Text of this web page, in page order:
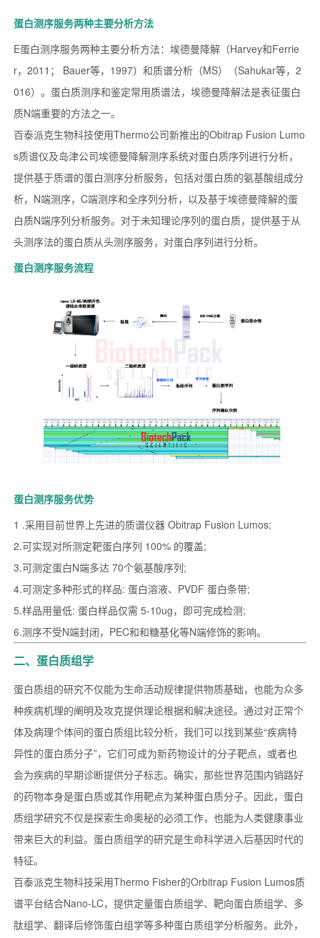
蛋白测序服务两种主要分析方法
E蛋白测序服务两种主要分析方法：埃德曼降解（Harvey和Ferrie
r，2011； Bauer等，1997）和质谱分析（MS）（Sahukar等，2
016）。蛋白质测序和鉴定常用质谱法，埃德曼降解法是表征蛋白
质N端重要的方法之一。
百泰派克生物科技使用Thermo公司新推出的Obitrap Fusion Lumo
s质谱仪及岛津公司埃德曼降解测序系统对蛋白质序列进行分析，
提供基于质谱的蛋白测序分析服务，包括对蛋白质的氨基酸组成分
析，N端测序，C端测序和全序列分析，以及基于埃德曼降解的蛋
白质N端序列分析服务。对于未知理论序列的蛋白质，提供基于从
头测序法的蛋白质从头测序服务，对蛋白序列进行分析。
蛋白测序服务流程
蛋白测序服务优势
1 .采用目前世界上先进的质谱仪器 Obitrap Fusion Lumos;
2.可实现对所测定靶蛋白序列 100% 的覆盖;
3.可测定蛋白N端多达 70个氨基酸序列;
4.可测定多种形式的样品: 蛋白溶液、PVDF 蛋白条带;
5.样品用量低: 蛋白样品仅需 5-10ug，即可完成检测;
6.测序不受N端封闭，PEC和和糖基化等N端修饰的影响。
二、蛋白质组学
蛋白质组的研究不仅能为生命活动规律提供物质基础，也能为众多
种疾病机理的阐明及攻克提供理论根据和解决途径。通过对正常个
体及病理个体间的蛋白质组比较分析，我们可以找到某些“疾病特
异性的蛋白质分子”，它们可成为新药物设计的分子靶点，或者也
会为疾病的早期诊断提供分子标志。确实，那些世界范围内销路好
的药物本身是蛋白质或其作用靶点为某种蛋白质分子。因此，蛋白
质组学研究不仅是探索生命奥秘的必须工作，也能为人类健康事业
带来巨大的利益。蛋白质组学的研究是生命科学进入后基因时代的
特征。
百泰派克生物科技采用Thermo Fisher的Orbitrap Fusion Lumos质
谱平台结合Nano-LC，提供定量蛋白质组学、靶向蛋白质组学、多
肽组学、翻译后修饰蛋白组学等多种蛋白质组学分析服务。此外，